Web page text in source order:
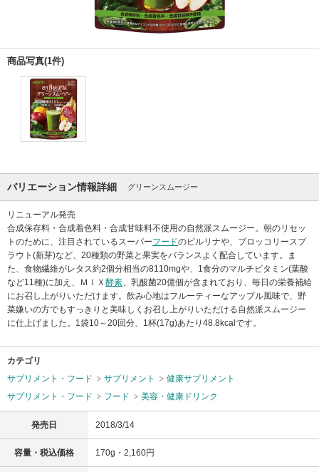
商品写真(1件)
バリエーション情報詳細 グリーンスムージー
リニューアル発売
合成保存料・合成着色料・合成甘味料不使用の自然派スムージー。朝のリセッ
トのために、注目されているスーパーフードのピルリナや、ブロッコリースプ
ラウト(新芽)など、20種類の野菜と果実をバランスよく配合しています。ま
た、食物繊維がレタス約2個分相当の8110mgや、1食分のマルチビタミン(葉酸
など11種)に加え、ＭＩＸ 酵素、乳酸菌20億個が含まれており、毎日の栄養補給
にお召し上がりいただけます。飲み心地はフルーティーなアップル風味で、野
菜嫌いの方でもすっきりと美味しくお召し上がりいただける自然派スムージー
に仕上げました。1袋10～20回分、1杯(17g)あたり48.8kcalです。
カテゴリ
サプリメント・フード
サプリメント
健康サプリメント
サプリメント・フード
フード 美容・健康ドリンク
発売日 2018/3/14
容量・税込価格 170g・2,160円